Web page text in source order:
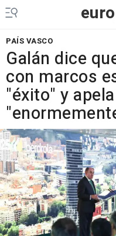
PAÍS VASCO
Galán dice
con marcos
"éxito" y